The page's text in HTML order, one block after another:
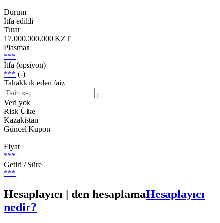
Durum
İtfa edildi
Tutar
17.000.000.000 KZT
Plasman
***
İtfa (opsiyon)
*** (-)
Tahakkuk eden faiz
Veri yok
Risk Ülke
Kazakistan
Güncel Kupon
-
Fiyat
***
Getiri / Süre
***
Hesaplayıcı | den hesaplamaHesaplayıcı
nedir?